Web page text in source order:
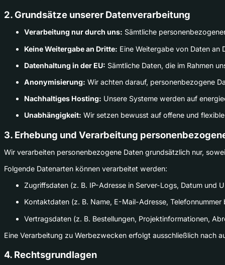
2. Grundsätze unserer Datenverarbeitung
Verarbeitung nur durch uns: Sämtliche
Keine Weitergabe an Dritte: Eine Weitergabe von Daten
Datenhaltung in der EU: Sämtliche Daten, die im Rahmen
Anonymisierung: Wir achten darauf, personenbezogene
Nachhaltiges Hosting: Unsere Systeme werden auf
Unabhängigkeit: Wir setzen bewusst auf offene und
3. Erhebung und Verarbeitung
Wir verarbeiten personenbezogene Daten grundsätzlich nur,
Folgende Datenarten können verarbeitet werden:
Zugriffsdaten (z. B. IP-Adresse in Server-Logs, Datum und
Kontaktdaten (z. B. Name, E-Mail-Adresse, Telefonnummer
Vertragsdaten (z. B. Bestellungen, Projektinformationen,
Eine Verarbeitung zu Werbezwecken erfolgt ausschließlich nach
4. Rechtsgrundlagen